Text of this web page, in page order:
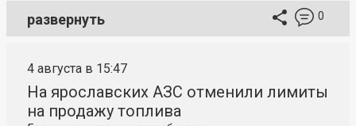
развернуть 0
4 августа в 15:47
На ярославских АЗС отменили лимиты
на продажу топлива